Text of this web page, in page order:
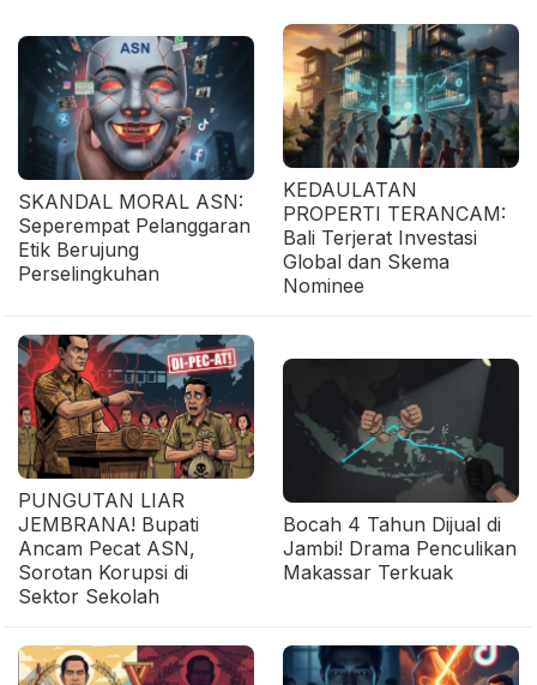
SKANDAL MORAL ASN:
Seperempat Pelanggaran
Etik Berujung
Perselingkuhan
KEDAULATAN
PROPERTI TERANCAM:
Bali Terjerat Investasi
Global dan Skema
Nominee
PUNGUTAN LIAR
JEMBRANA! Bupati
Ancam Pecat ASN,
Sorotan Korupsi di
Sektor Sekolah
Bocah 4 Tahun Dijual di
Jambi! Drama Penculikan
Makassar Terkuak